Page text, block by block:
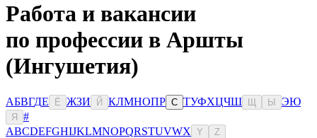
Работа и вакансии
по профессии в Аршты
(Ингушетия)
АБВГДЕ Ё ЖЗИ Й КЛМНОПР С ТУФХЦЧШ Ы ЭЮ
Я
#
ABCDEFGHIJKLMNOPQRSTUVWX Y Z